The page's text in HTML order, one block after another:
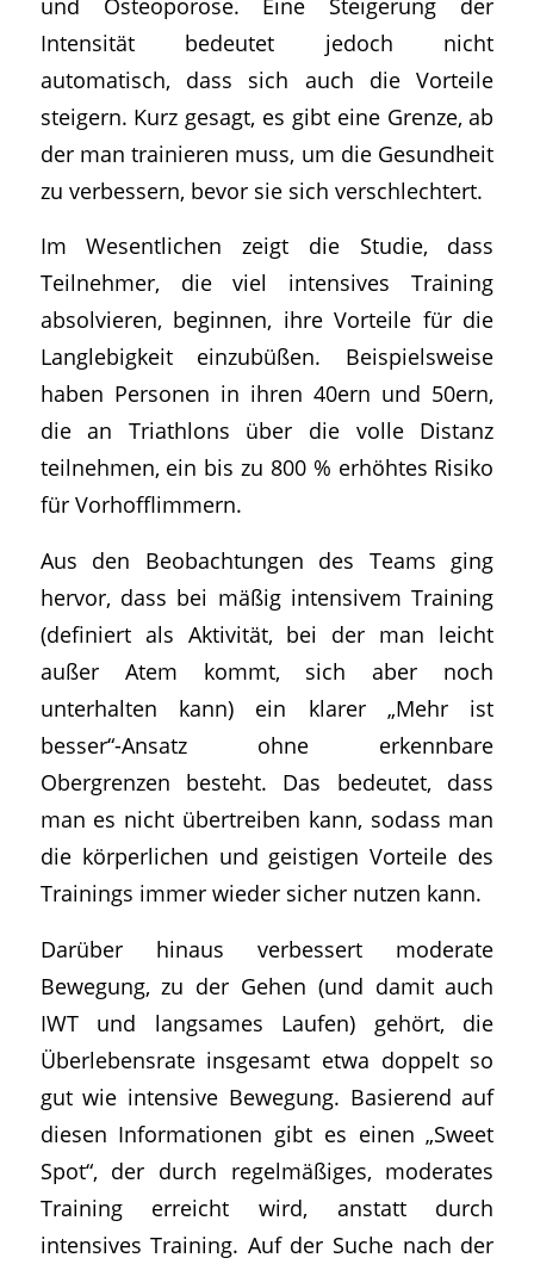
Intensität bedeutet jedoch nicht
automatisch, dass sich auch die Vorteile
steigern. Kurz gesagt, es gibt eine Grenze, ab
der man trainieren muss, um die Gesundheit
zu verbessern, bevor sie sich verschlechtert.
Im Wesentlichen zeigt die Studie, dass
Teilnehmer, die viel intensives Training
absolvieren, beginnen, ihre Vorteile für die
Langlebigkeit einzubüßen. Beispielsweise
haben Personen in ihren 40ern und 50ern,
die an Triathlons über die volle Distanz
teilnehmen, ein bis zu 800 % erhöhtes Risiko
für Vorhofflimmern.
Aus den Beobachtungen des Teams ging
hervor, dass bei mäßig intensivem Training
(definiert als Aktivität, bei der man leicht
außer Atem kommt, sich aber noch
unterhalten kann) ein klarer „Mehr ist
besser“-Ansatz ohne erkennbare
Obergrenzen besteht. Das bedeutet, dass
man es nicht übertreiben kann, sodass man
die körperlichen und geistigen Vorteile des
Trainings immer wieder sicher nutzen kann.
Darüber hinaus verbessert moderate
Bewegung, zu der Gehen (und damit auch
IWT und langsames Laufen) gehört, die
Überlebensrate insgesamt etwa doppelt so
gut wie intensive Bewegung. Basierend auf
diesen Informationen gibt es einen „Sweet
Spot“, der durch regelmäßiges, moderates
Training erreicht wird, anstatt durch
intensives Training. Auf der Suche nach der